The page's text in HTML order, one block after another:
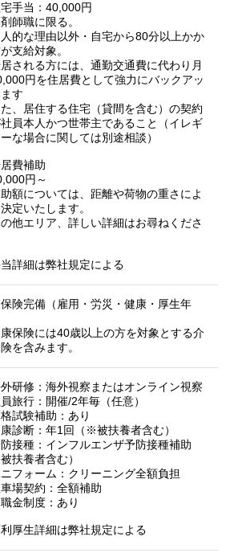
宅手当：40,000円
師職に限る。
的な理由以外・自宅から80分以上かか
支給対象。
される方には、通勤交通費に代わり月
円を住居費として強力にバックアッ
す
、居住する住宅（貸間を含む）の契約
員本人かつ世帯主であること（イレギ
な場合に関しては別途相談）
居費補助
円～
額については、距離や荷物の重さによ
定いたします。
他エリア、詳しい詳細はお尋ねくださ
詳細は弊社規定による
険完備（雇用・労災・健康・厚生年
保険には40歳以上の方を対象とする介
を含みます。
外研修：海外視察またはオンライン視察
員旅行：開催/2年毎（任意）
格試験補助：あり
康診断：年1回（※被扶養者含む）
防接種：インフルエンザ予防接種補助
扶養者含む）
ニフォーム：クリーニング全額負担
車場契約：全額補助
職金制度：あり
厚生詳細は弊社規定による